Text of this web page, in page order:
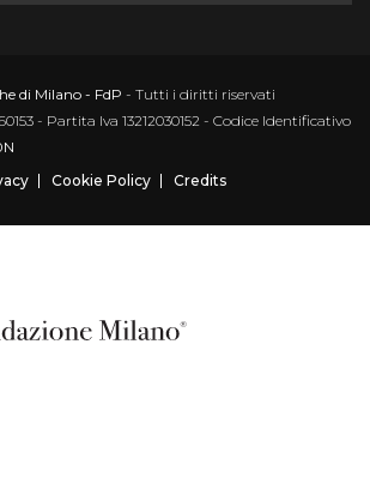
di Milano - FdP - Tutti i diritti riservati
- Partita Iva 13212030152 - Codice Identificativo
Cookie Policy Credits